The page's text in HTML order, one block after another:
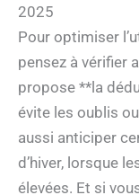
2025
Pour optimiser
pensez à vérifier
propose **la
évite les oublis
aussi anticiper
d’hiver, lorsque
élevées. Et si